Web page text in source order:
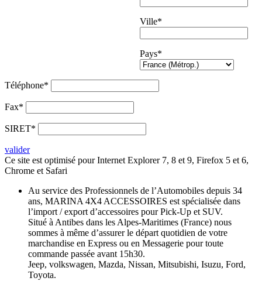
Ville*
Pays*
Téléphone*
Fax*
SIRET*
valider
Ce site est optimisé pour Internet Explorer 7, 8 et 9, Firefox 5 et 6,
Chrome et Safari
Au service des Professionnels de l’Automobiles depuis 34
ans, MARINA 4X4 ACCESSOIRES est spécialisée dans
l’import / export d’accessoires pour Pick-Up et SUV.
Situé à Antibes dans les Alpes-Maritimes (France) nous
sommes à même d’assurer le départ quotidien de votre
marchandise en Express ou en Messagerie pour toute
commande passée avant 15h30.
Jeep, volkswagen, Mazda, Nissan, Mitsubishi, Isuzu, Ford,
Toyota.